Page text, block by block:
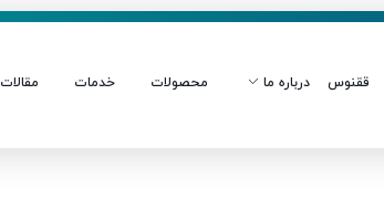
ققنوس درباره ما محصولات خدمات مقالات